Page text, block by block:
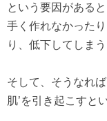
という要因がある
手く作れなかった
り、低下してしま
そして、そうなれ
肌’を引き起こすと